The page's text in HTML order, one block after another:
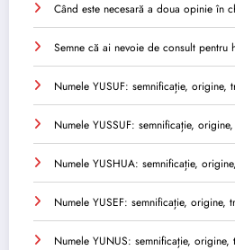
Când este necesară a doua opinie în
Semne că ai nevoie de consult pentru
Numele YUSUF: semnificație, origine,
Numele YUSSUF: semnificație,
Numele YUSHUA: semnificație,
Numele YUSEF: semnificație, origine,
Numele YUNUS: semnificație, origine,